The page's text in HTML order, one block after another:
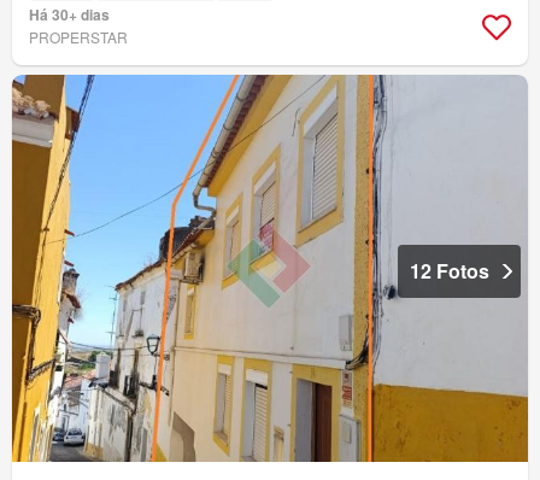
Há 30+ dias
PROPERSTAR
12 Fotos